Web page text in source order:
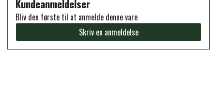
PREMIER EQUINE TRANSPORT
BESKYTTELSE
LEMIEUX
Kundeanmeldelser
Bliv den første til at anmelde denne vare
Skriv en anmeldelse